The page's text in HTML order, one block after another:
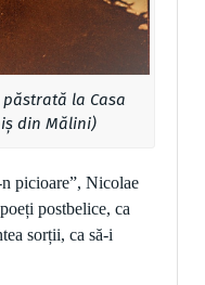
la Casa
din Mălini)
picioare”, Nicolae
postbelice, ca
sorții, ca să-i